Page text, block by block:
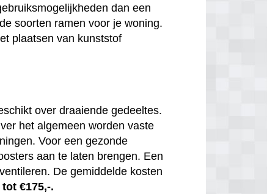
dan een
soorten ramen voor je woning.
plaatsen van kunststof
over draaiende gedeeltes.
het algemeen worden vaste
Voor een gezonde
aan te laten brengen. Een
De gemiddelde kosten
tot €175,-.